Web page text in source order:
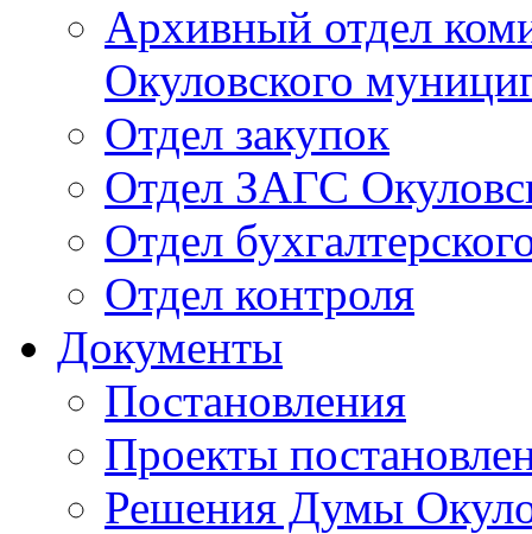
Архивный отдел
Окуловского
Отдел закупок
Отдел ЗАГС
Отдел
Отдел контроля
Документы
Постановления
Проекты
Решения Думы